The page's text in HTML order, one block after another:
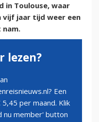
in Toulouse, waar
jaar tijd weer een
lezen?
Een
per maand. Klik
nu member' button